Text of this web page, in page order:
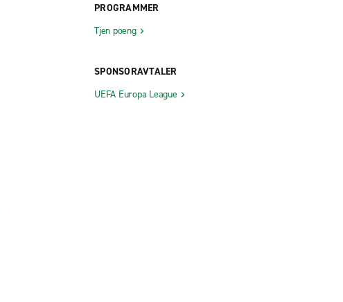
PROGRAMMER
Tjen poeng
SPONSORAVTALER
UEFA Europa League